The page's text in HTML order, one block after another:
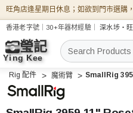
旺角店逢星期日休息；如欲到門市選購
香港老字號｜30+年器材經驗｜深水埗・
搜
索
Rig 配件 魔術臂 SmallRig